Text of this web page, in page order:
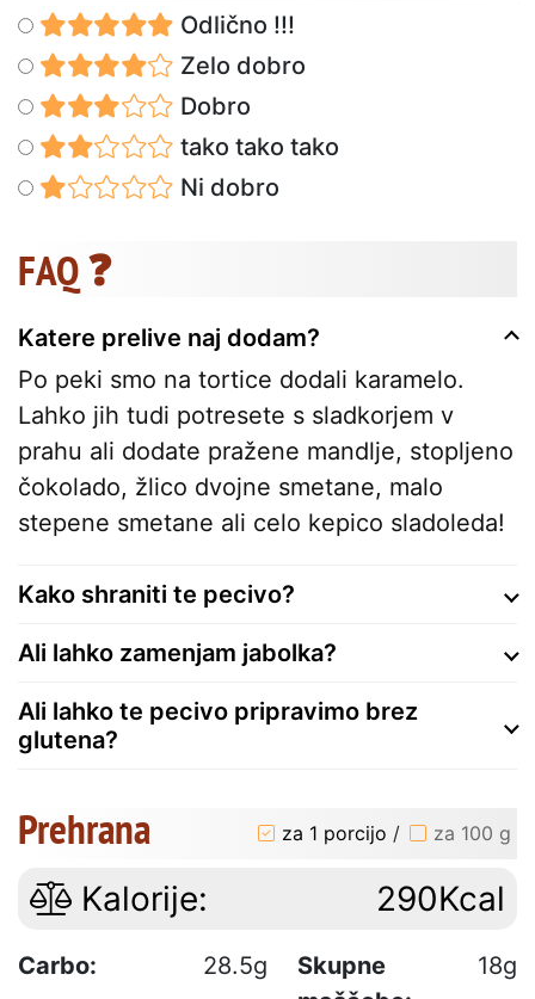
Odlično !!!
Zelo dobro
Dobro
tako tako tako
Ni dobro
FAQ ❓
Katere prelive naj dodam?
Po peki smo na tortice dodali karamelo.
Lahko jih tudi potresete s sladkorjem v
prahu ali dodate pražene mandlje, stopljeno
čokolado, žlico dvojne smetane, malo
stepene smetane ali celo kepico sladoleda!
Kako shraniti te pecivo?
Ali lahko zamenjam jabolka?
Ali lahko te pecivo pripravimo brez
glutena?
Prehrana za 1 porcijo / za 100 g
Kalorije: 290Kcal
Carbo: 28.5g
Skupne
18g